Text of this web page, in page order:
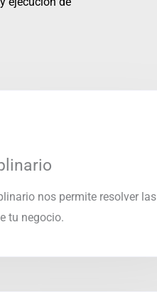
nos permite resolver las
tu negocio.